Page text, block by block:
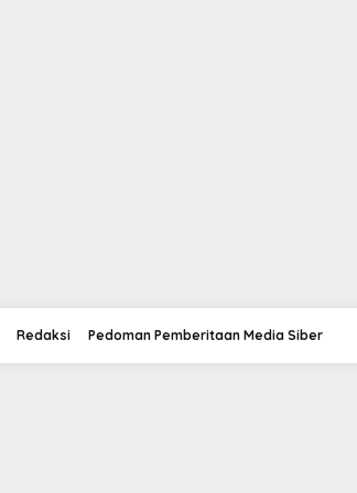
Redaksi Pedoman Pemberitaan Media Siber